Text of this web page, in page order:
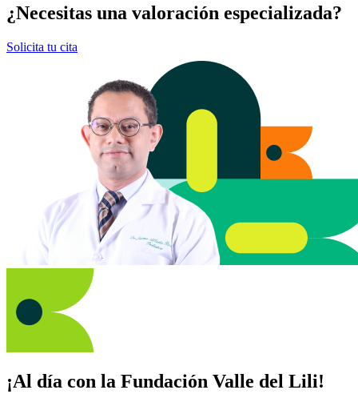
¿Necesitas una valoración especializada?
Solicita tu cita
¡Al día con la Fundación Valle del Lili!